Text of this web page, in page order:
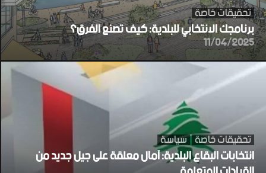
تحقيقات خاصة
برنامجك الانتخابي للبلدية: كيف تصنع الفرق؟
11/04/2025
تحقيقات خاصة سياسة
انتخابات البقاع البلدية: آمال معلقة على جيل جديد من